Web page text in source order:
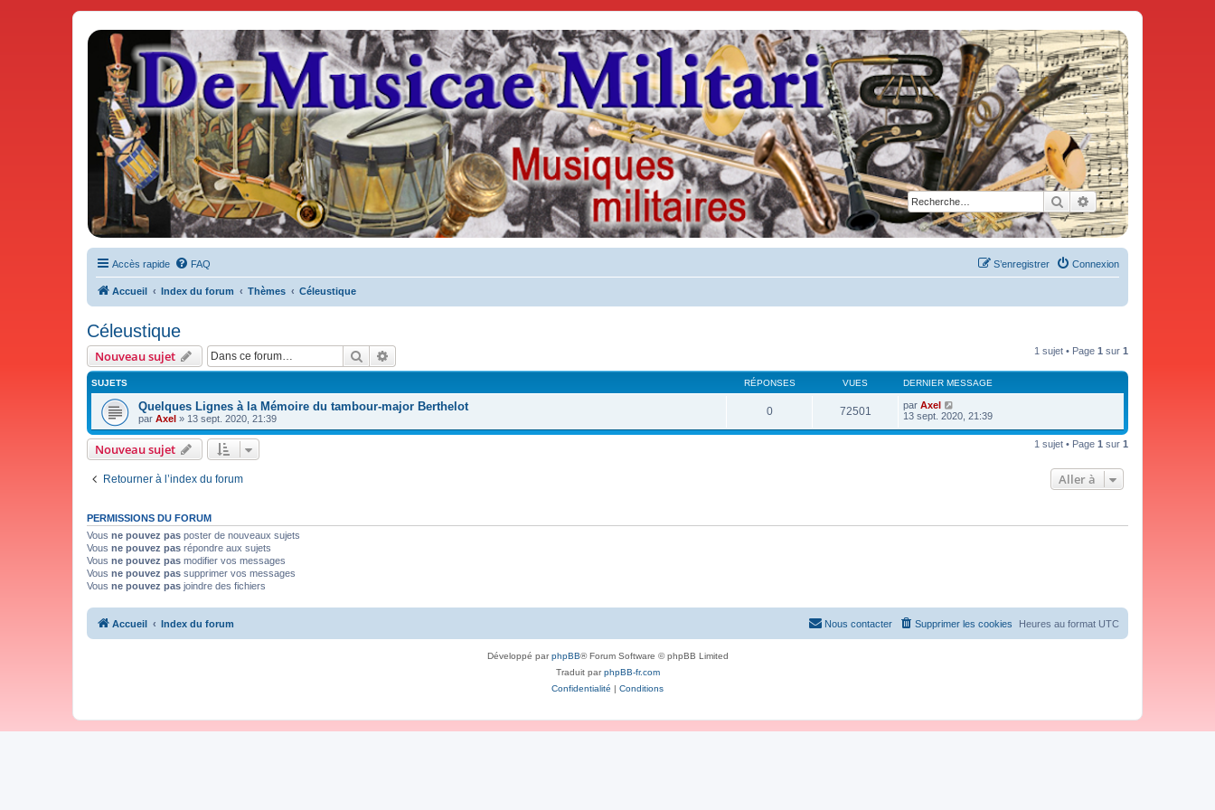
Rechercher
Recherche avancée
De Musicae Militari - Forums
Forums de discussions
Accès rapide FAQ Connexion
S’enregistrer
Accueil Index du forum Thèmes Céleustique
Céleustique
Nouveau sujet Rechercher 1 sujet • Page 1 sur 1
SUJETS RÉPONSES VUES DERNIER MESSAGE
Quelques Lignes à la Mémoire du tambour-major Berthelot
par Axel » 13 sept. 2020, 21:39
0 72501 par Axel
13 sept. 2020, 21:39
Nouveau sujet 1 sujet • Page 1 sur 1
Retourner à l’index du forum Aller à
PERMISSIONS DU FORUM
Vous ne pouvez pas poster de nouveaux sujets
Vous ne pouvez pas répondre aux sujets
Vous ne pouvez pas modifier vos messages
Vous ne pouvez pas supprimer vos messages
Vous ne pouvez pas joindre des fichiers
Accueil Index du forum Heures au format UTC
Supprimer les cookies
Nous contacter
Développé parphpBB® Forum Software © phpBB Limited
Traduit parphpBB-fr.com
Confidentialité | Conditions